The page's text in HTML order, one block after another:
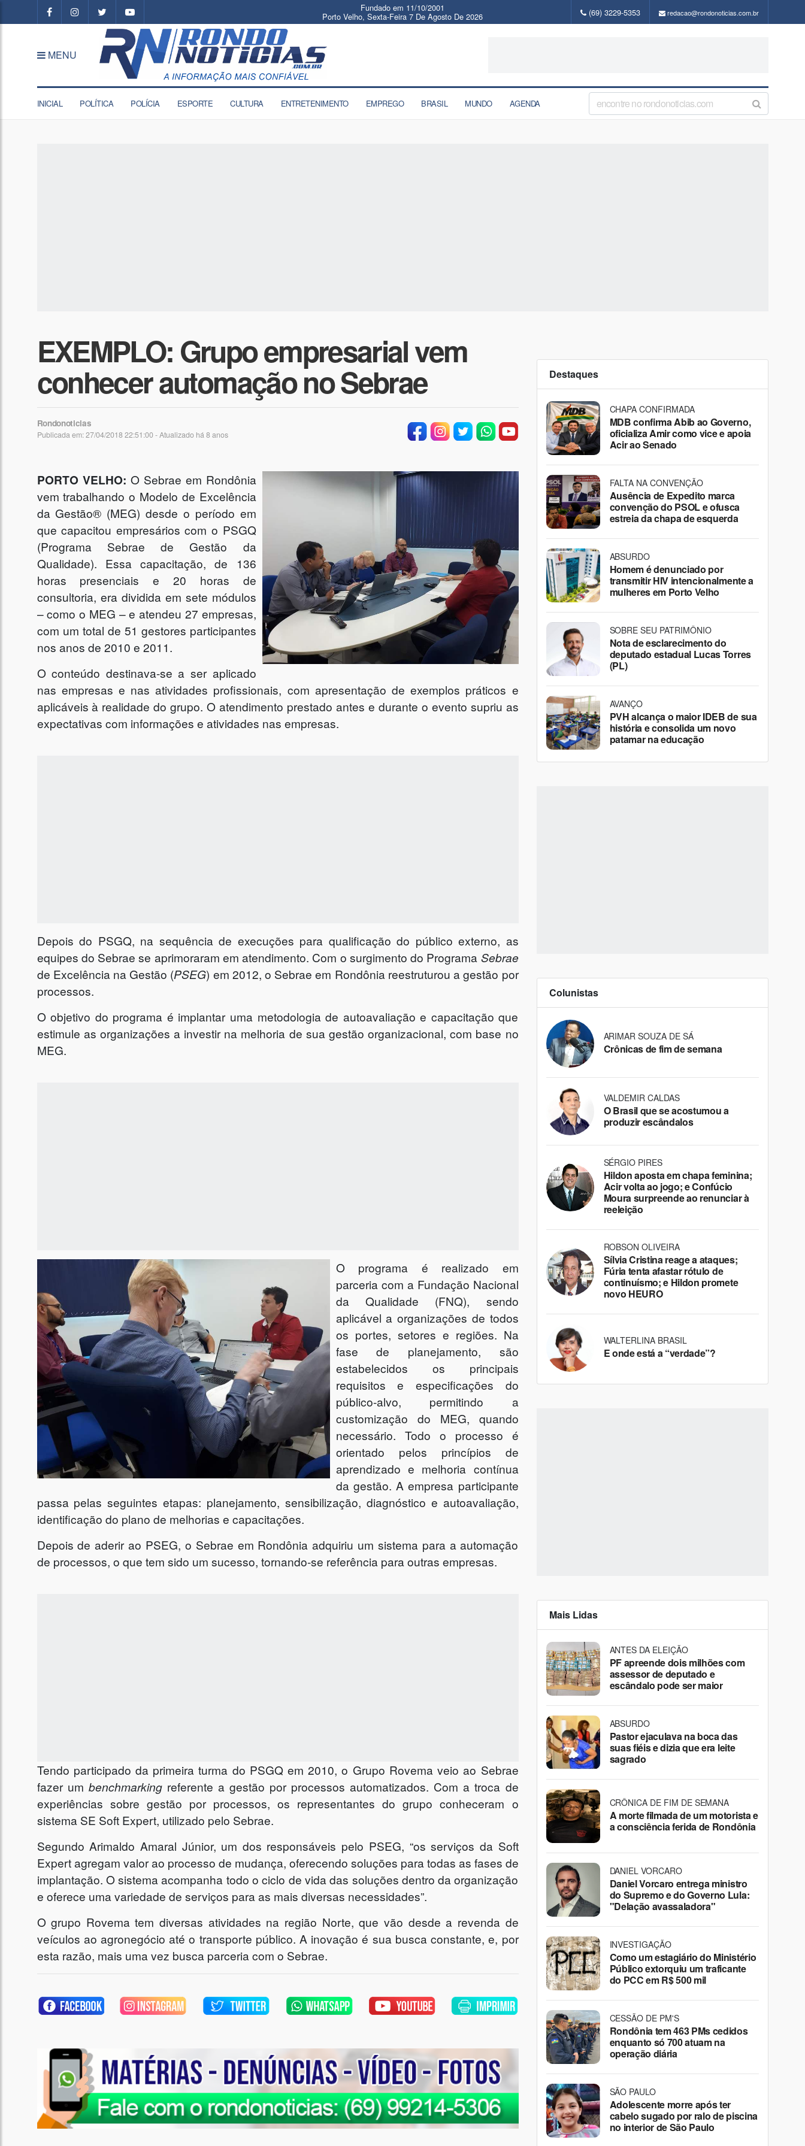
Fundado em 11/10/2001
Porto Velho, Sexta-Feira 7 De Agosto De 2026 (69) 3229-5353 redacao@rondonoticias.com.br
MENU
INICIAL POLÍTICA POLÍCIA ESPORTE CULTURA ENTRETENIMENTO EMPREGO BRASIL MUNDO AGENDA
EXEMPLO: Grupo empresarial vem
conhecer automação no Sebrae
Rondonoticias
Publicada em: 27/04/2018 22:51:00 - Atualizado há 8 anos
PORTO VELHO: O Sebrae em Rondônia
vem trabalhando o Modelo de Excelência
da Gestão® (MEG) desde o período em
que capacitou empresários com o PSGQ
(Programa Sebrae de Gestão da
Qualidade). Essa capacitação, de 136
horas presenciais e 20 horas de
consultoria, era dividida em sete módulos
– como o MEG – e atendeu 27 empresas,
com um total de 51 gestores participantes
nos anos de 2010 e 2011.
O conteúdo destinava-se a ser aplicado
nas empresas e nas atividades profissionais, com apresentação de exemplos práticos e
aplicáveis à realidade do grupo. O atendimento prestado antes e durante o evento supriu as
expectativas com informações e atividades nas empresas.
Depois do PSGQ, na sequência de execuções para qualificação do público externo, as
equipes do Sebrae se aprimoraram em atendimento. Com o surgimento do Programa Sebrae
de Excelência na Gestão (PSEG) em 2012, o Sebrae em Rondônia reestruturou a gestão por
processos.
O objetivo do programa é implantar uma metodologia de autoavaliação e capacitação que
estimule as organizações a investir na melhoria de sua gestão organizacional, com base no
MEG.
O programa é realizado em
parceria com a Fundação Nacional
da Qualidade (FNQ), sendo
aplicável a organizações de todos
os portes, setores e regiões. Na
fase de planejamento, são
estabelecidos os principais
requisitos e especificações do
público-alvo, permitindo a
customização do MEG, quando
necessário. Todo o processo é
orientado pelos princípios de
aprendizado e melhoria contínua
da gestão. A empresa participante
passa pelas seguintes etapas: planejamento, sensibilização, diagnóstico e autoavaliação,
identificação do plano de melhorias e capacitações.
Depois de aderir ao PSEG, o Sebrae em Rondônia adquiriu um sistema para a automação
de processos, o que tem sido um sucesso, tornando-se referência para outras empresas.
Tendo participado da primeira turma do PSGQ em 2010, o Grupo Rovema veio ao Sebrae
fazer um benchmarkingreferente a gestão por processos automatizados. Com a troca de
experiências sobre gestão por processos, os representantes do grupo conheceram o
sistema SE Soft Expert, utilizado pelo Sebrae.
Segundo Arimaldo Amaral Júnior, um dos responsáveis pelo PSEG, “os serviços da Soft
Expert agregam valor ao processo de mudança, oferecendo soluções para todas as fases de
implantação. O sistema acompanha todo o ciclo de vida das soluções dentro da organização
e oferece uma variedade de serviços para as mais diversas necessidades”.
O grupo Rovema tem diversas atividades na região Norte, que vão desde a revenda de
veículos ao agronegócio até o transporte público. A inovação é sua busca constante, e, por
esta razão, mais uma vez busca parceria com o Sebrae.
Destaques
CHAPA CONFIRMADA
MDB confirma Abib ao Governo,
oficializa Amir como vice e apoia
Acir ao Senado
FALTA NA CONVENÇÃO
Ausência de Expedito marca
convenção do PSOL e ofusca
estreia da chapa de esquerda
ABSURDO
Homem é denunciado por
transmitir HIV intencionalmente a
mulheres em Porto Velho
SOBRE SEU PATRIMÔNIO
Nota de esclarecimento do
deputado estadual Lucas Torres
(PL)
AVANÇO
PVH alcança o maior IDEB de sua
história e consolida um novo
patamar na educação
Colunistas
ARIMAR SOUZA DE SÁ
Crônicas de fim de semana
VALDEMIR CALDAS
O Brasil que se acostumou a
produzir escândalos
SÉRGIO PIRES
Hildon aposta em chapa feminina;
Acir volta ao jogo; e Confúcio
Moura surpreende ao renunciar à
reeleição
ROBSON OLIVEIRA
Sílvia Cristina reage a ataques;
Fúria tenta afastar rótulo de
continuísmo; e Hildon promete
novo HEURO
WALTERLINA BRASIL
E onde está a “verdade”?
Mais Lidas
ANTES DA ELEIÇÃO
PF apreende dois milhões com
assessor de deputado e
escândalo pode ser maior
ABSURDO
Pastor ejaculava na boca das
suas fiéis e dizia que era leite
sagrado
CRÔNICA DE FIM DE SEMANA
A morte filmada de um motorista e
a consciência ferida de Rondônia
DANIEL VORCARO
Daniel Vorcaro entrega ministro
do Supremo e do Governo Lula:
"Delação avassaladora"
INVESTIGAÇÃO
Como um estagiário do Ministério
Público extorquiu um traficante
do PCC em R$ 500 mil
CESSÃO DE PM'S
Rondônia tem 463 PMs cedidos
enquanto só 700 atuam na
operação diária
SÃO PAULO
Adolescente morre após ter
cabelo sugado por ralo de piscina
no interior de São Paulo